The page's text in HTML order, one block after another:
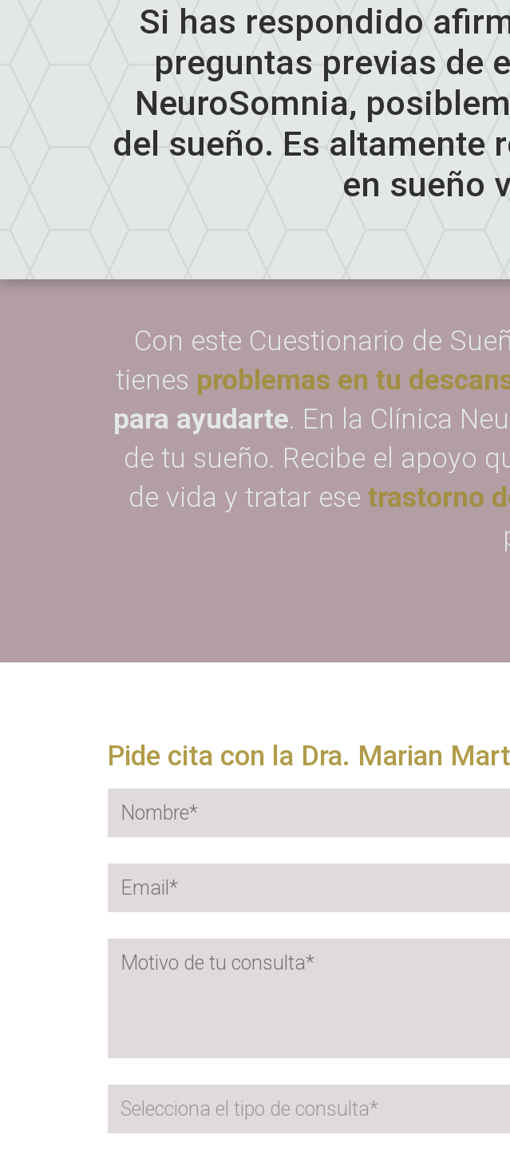
Si has respondido
preguntas previas de
NeuroSomnia,
del sueño. Es altamente
en sueño
Con este Cuestionario de
tienes problemas en tu
para ayudarte. En la Clínica
de tu sueño. Recibe el apoyo
de vida y tratar ese trastorno
Pide cita con la Dra. Marian